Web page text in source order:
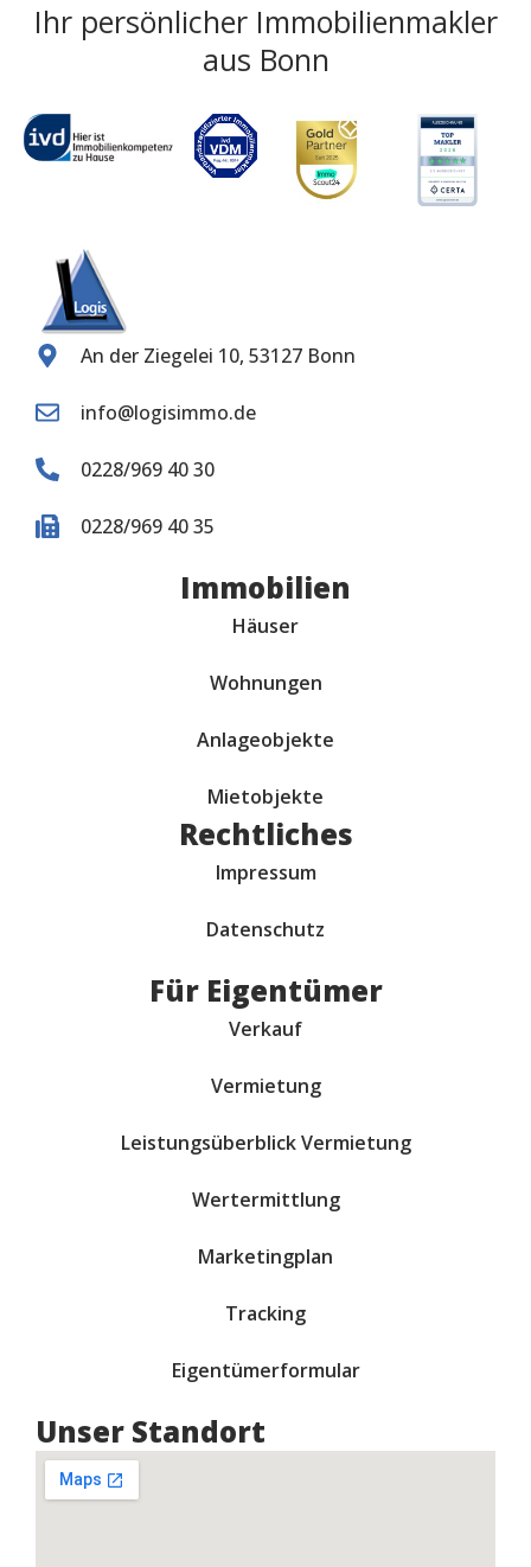
Ihr persönlicher Immobilienmakler
aus Bonn
An der Ziegelei 10, 53127 Bonn
info@logisimmo.de
0228/969 40 30
0228/969 40 35
Immobilien
Häuser
Wohnungen
Anlageobjekte
Mietobjekte
Rechtliches
Impressum
Datenschutz
Für Eigentümer
Verkauf
Vermietung
Leistungsüberblick Vermietung
Wertermittlung
Marketingplan
Tracking
Eigentümerformular
Unser Standort